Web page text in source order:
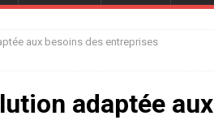
aux besoins des entreprises
adaptée aux